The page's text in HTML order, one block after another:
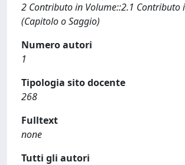
2 Contributo in Volume::2.1 Contributo
(Capitolo o Saggio)
Numero autori
1
Tipologia sito docente
268
Fulltext
none
Tutti gli autori